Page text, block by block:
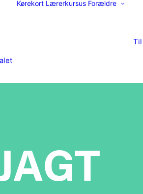
Kørekort Lærerkursus Forældre